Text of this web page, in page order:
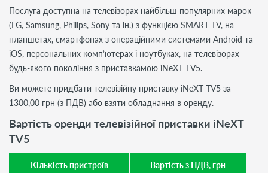
Послуга доступна на телевізорах найбільш популярних марок
(LG, Samsung, Philips, Sony та ін.) з функцією SMART TV, на
планшетах, смартфонах з операційними системами Android та
iOS, персональних комп’ютерах і ноутбуках, на телевізорах
будь-якого покоління з приставкамою iNeXT TV5.
Ви можете придбати телевізійну приставку iNeXT TV5 за
1300,00 грн (з ПДВ) або взяти обладнання в оренду.
Вартість оренди телевізійної приставки iNeXT
TV5
Кількість пристроїв Вартість з ПДВ, грн